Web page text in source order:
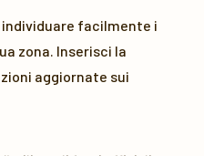
facilmente i
zona. Inserisci la
aggiornate sui